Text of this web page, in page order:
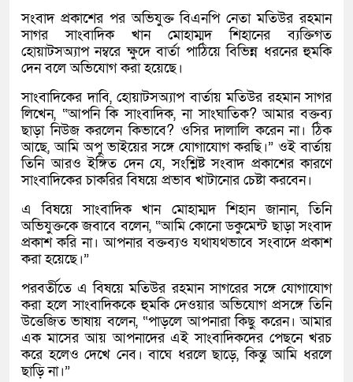
সংবাদ প্রকাশের পর অভিযুক্ত বিএনপি নেতা মতিউর রহমান
সাগর সাংবাদিক খান মোহাম্মদ শিহানের ব্যক্তিগত
হোয়াটসঅ্যাপ নম্বরে ক্ষুদে বার্তা পাঠিয়ে বিভিন্ন ধরনের হুমকি
দেন বলে অভিযোগ করা হয়েছে।
সাংবাদিকের দাবি, হোয়াটসঅ্যাপ বার্তায় মতিউর রহমান সাগর
লিখেন, “আপনি কি সাংবাদিক, না সাংঘাতিক? আমার বক্তব্য
ছাড়া নিউজ করলেন কিভাবে? ওসির দালালি করেন না। ঠিক
আছে, আমি অপু ভাইয়ের সঙ্গে যোগাযোগ করছি।” ওই বার্তায়
তিনি আরও ইঙ্গিত দেন যে, সংশ্লিষ্ট সংবাদ প্রকাশের কারণে
সাংবাদিকের চাকরির বিষয়ে প্রভাব খাটানোর চেষ্টা করবেন।
এ বিষয়ে সাংবাদিক খান মোহাম্মদ শিহান জানান, তিনি
অভিযুক্তকে জবাবে বলেন, “আমি কোনো ডকুমেন্ট ছাড়া সংবাদ
প্রকাশ করি না। আপনার বক্তব্যও যথাযথভাবে সংবাদে প্রকাশ
করা হয়েছে।”
পরবর্তীতে এ বিষয়ে মতিউর রহমান সাগরের সঙ্গে যোগাযোগ
করা হলে সাংবাদিককে হুমকি দেওয়ার অভিযোগ প্রসঙ্গে তিনি
উত্তেজিত ভাষায় বলেন, “পাড়লে আপনারা কিছু করেন। আমার
এক মাসের আয় আপনাদের এই সাংবাদিকদের পেছনে খরচ
করে হলেও দেখে নেব। বাঘে ধরলে ছাড়ে, কিন্তু আমি ধরলে
ছাড়ি না।”